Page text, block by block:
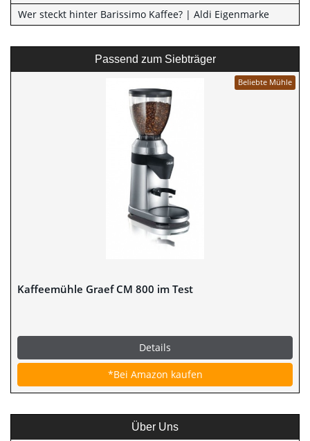
Wer steckt hinter Barissimo Kaffee? | Aldi Eigenmarke
Passend zum Siebträger
Beliebte Mühle
Kaffeemühle Graef CM 800 im Test
Details
*Bei Amazon kaufen
Über Uns